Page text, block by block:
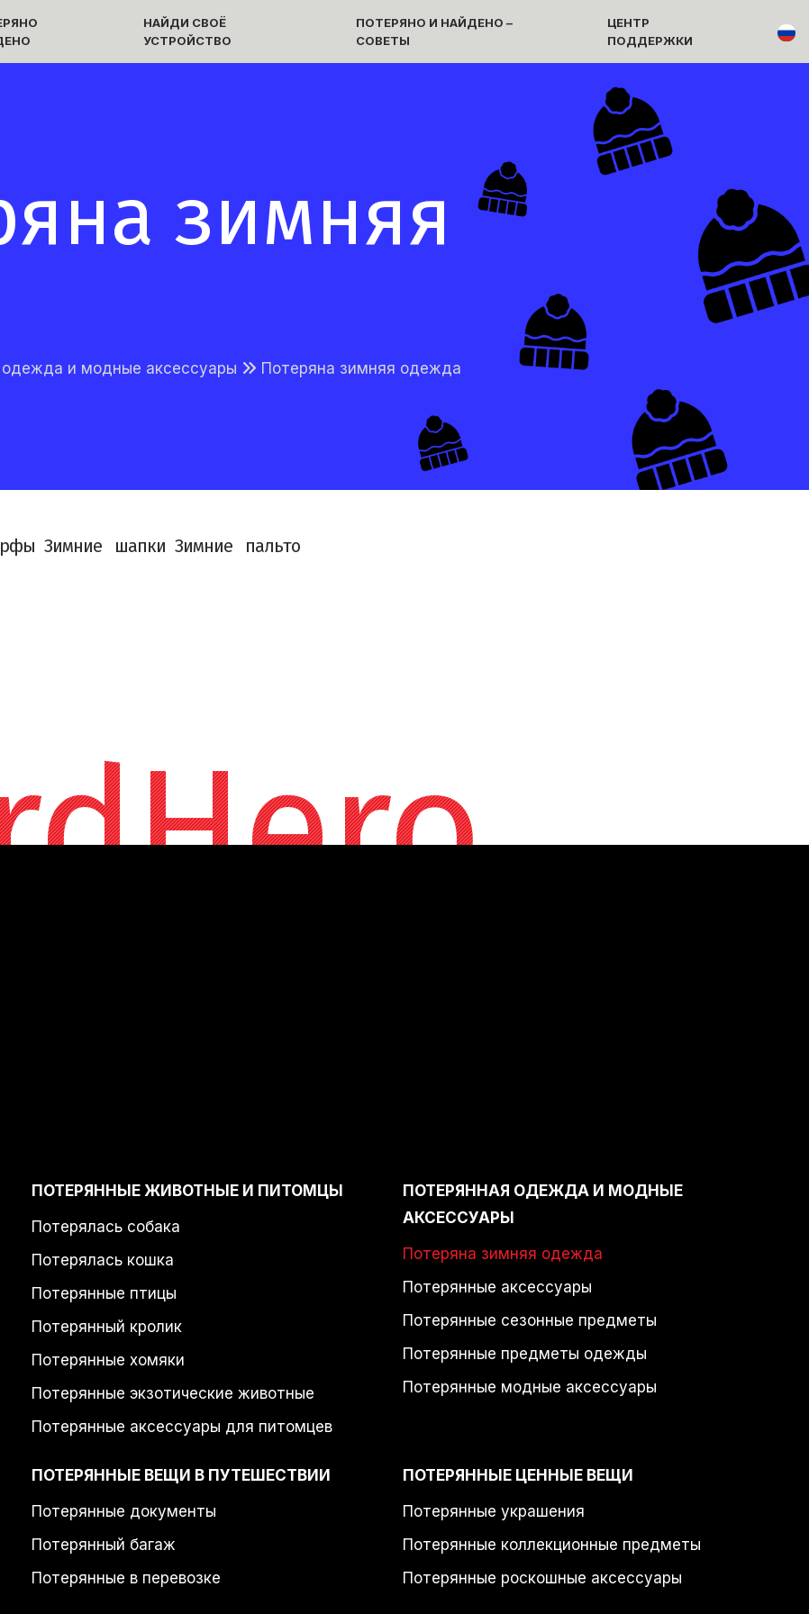
НАЙДИ СВОЁ
УСТРОЙСТВО
ПОТЕРЯНО И НАЙДЕНО –
СОВЕТЫ
ЦЕНТР
ПОДДЕРЖКИ
зимняя
одежда и модные аксессуары Потеряна зимняя одежда
рфы Зимние шапки Зимние пальто
ПОТЕРЯННЫЕ ЖИВОТНЫЕ И ПИТОМЦЫ
Потерялась собака
Потерялась кошка
Потерянные птицы
Потерянный кролик
Потерянные хомяки
Потерянные экзотические животные
Потерянные аксессуары для питомцев
ПОТЕРЯННАЯ ОДЕЖДА И МОДНЫЕ
АКСЕССУАРЫ
Потеряна зимняя одежда
Потерянные аксессуары
Потерянные сезонные предметы
Потерянные предметы одежды
Потерянные модные аксессуары
ПОТЕРЯННЫЕ ВЕЩИ В ПУТЕШЕСТВИИ
Потерянные документы
Потерянный багаж
Потерянные в перевозке
ПОТЕРЯННЫЕ ЦЕННЫЕ ВЕЩИ
Потерянные украшения
Потерянные коллекционные предметы
Потерянные роскошные аксессуары